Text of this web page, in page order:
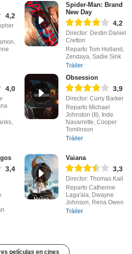
4,2
Spider-Man: Brand
New Day
4,2
Director: Destin Daniel
Cretton
Reparto Tom Holland,
Zendaya, Sadie Sink
Tráiler
4,0
Obsession
3,9
Director: Curry Barker
Reparto Michael
Johnston (II), Inde
Navarrette, Cooper
Tomlinson
Tráiler
3,4
Vaiana
3,3
Director: Thomas Kail
Reparto Catherine
Laga'aia, Dwayne
Johnson, Rena Owen
Tráiler
películas en cines